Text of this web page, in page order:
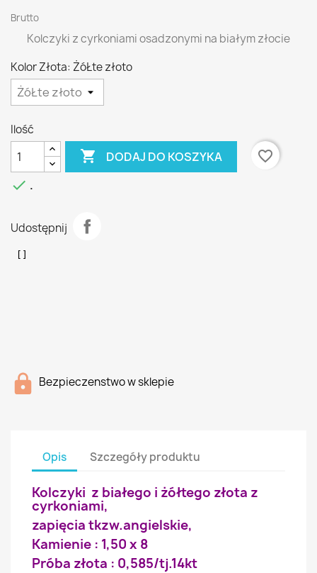
Brutto
Kolczyki z cyrkoniami osadzonymi na białym złocie
Kolor Złota: ŻóŁte złoto
Ilość
 DODAJ DO KOSZYKA
favorite_border
 .
Udostępnij
Bezpieczenstwo w sklepie
Opis Szczegóły produktu
Kolczyki z białego i żółtego złota z
cyrkoniami,
zapięcia tkzw.angielskie,
Kamienie : 1,50 x 8
Próba złota : 0,585/tj.14kt